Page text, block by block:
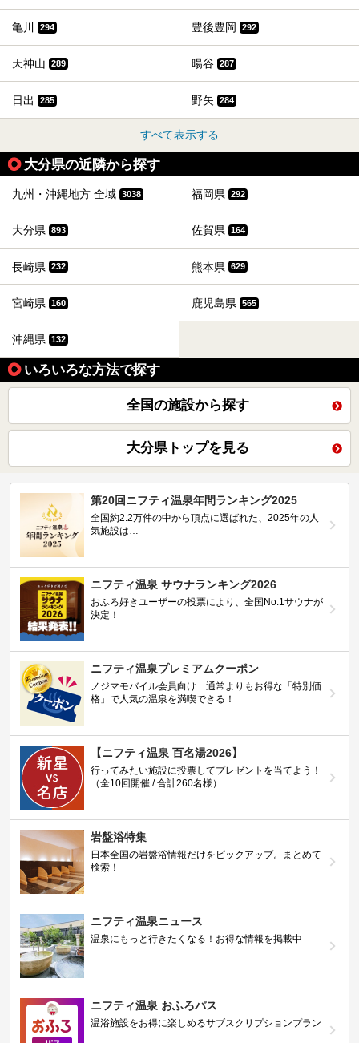
亀川 294 豊後豊岡 292
天神山 289 暘谷 287
日出 285 野矢 284
すべて表示する
大分県の近隣から探す
九州・沖縄地方 全域 3038 福岡県 292
大分県 893 佐賀県 164
長崎県 232 熊本県 629
宮崎県 160 鹿児島県 565
沖縄県 132
いろいろな方法で探す
全国の施設から探す
大分県トップを見る
第20回ニフティ温泉年間ランキング2025
全国約2.2万件の中から頂点に選ばれた、2025年の人
気施設は…
ニフティ温泉 サウナランキング2026
おふろ好きユーザーの投票により、全国No.1サウナが
決定！
ニフティ温泉プレミアムクーポン
ノジマモバイル会員向け 通常よりもお得な「特別価
格」で人気の温泉を満喫できる！
【ニフティ温泉 百名湯2026】
行ってみたい施設に投票してプレゼントを当てよう！
（全10回開催 / 合計260名様）
岩盤浴特集
日本全国の岩盤浴情報だけをピックアップ。まとめて
検索！
ニフティ温泉ニュース
温泉にもっと行きたくなる！お得な情報を掲載中
ニフティ温泉 おふろパス
温浴施設をお得に楽しめるサブスクリプションプラン